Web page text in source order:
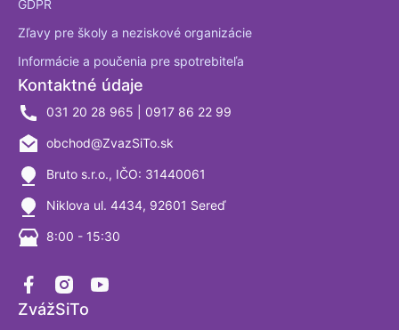
GDPR
Zľavy pre školy a neziskové organizácie
Informácie a poučenia pre spotrebiteľa
ZvážSiTo
Kontaktné údaje
031 20 28 965 | 0917 86 22 99
obchod@ZvazSiTo.sk
Bruto s.r.o., IČO: 31440061
Niklova ul. 4434, 92601 Sereď
8:00 - 15:30